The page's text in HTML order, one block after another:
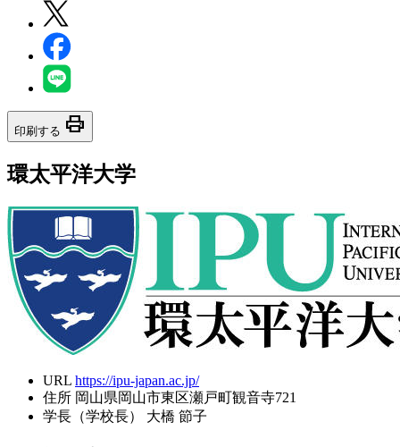
印刷する print
環太平洋大学
URL https://ipu-japan.ac.jp/
住所 岡山県岡山市東区瀬戸町観音寺721
学長（学校長）
大橋 節子